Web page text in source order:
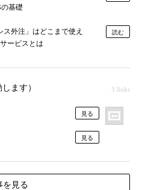
基礎
外注」はどこまで使え
ービスとは
読む
ます） 3 links
見る
見る
を見る